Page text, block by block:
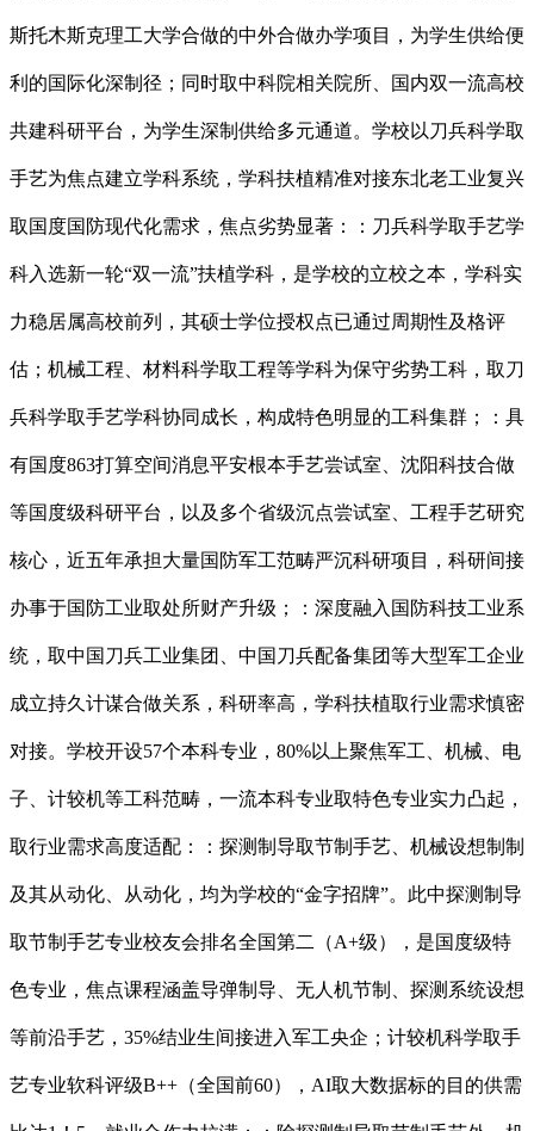
斯托木斯克理工大学合做的中外合做办学项目，为学生供给便
利的国际化深制径；同时取中科院相关院所、国内双一流高校
共建科研平台，为学生深制供给多元通道。学校以刀兵科学取
手艺为焦点建立学科系统，学科扶植精准对接东北老工业复兴
取国度国防现代化需求，焦点劣势显著：：刀兵科学取手艺学
科入选新一轮“双一流”扶植学科，是学校的立校之本，学科实
力稳居属高校前列，其硕士学位授权点已通过周期性及格评
估；机械工程、材料科学取工程等学科为保守劣势工科，取刀
兵科学取手艺学科协同成长，构成特色明显的工科集群；：具
有国度863打算空间消息平安根本手艺尝试室、沈阳科技合做
等国度级科研平台，以及多个省级沉点尝试室、工程手艺研究
核心，近五年承担大量国防军工范畴严沉科研项目，科研间接
办事于国防工业取处所财产升级；：深度融入国防科技工业系
统，取中国刀兵工业集团、中国刀兵配备集团等大型军工企业
成立持久计谋合做关系，科研率高，学科扶植取行业需求慎密
对接。学校开设57个本科专业，80%以上聚焦军工、机械、电
子、计较机等工科范畴，一流本科专业取特色专业实力凸起，
取行业需求高度适配：：探测制导取节制手艺、机械设想制制
及其从动化、从动化，均为学校的“金字招牌”。此中探测制导
取节制手艺专业校友会排名全国第二（A+级），是国度级特
色专业，焦点课程涵盖导弹制导、无人机节制、探测系统设想
等前沿手艺，35%结业生间接进入军工央企；计较机科学取手
艺专业软科评级B++（全国前60），AI取大数据标的目的供需